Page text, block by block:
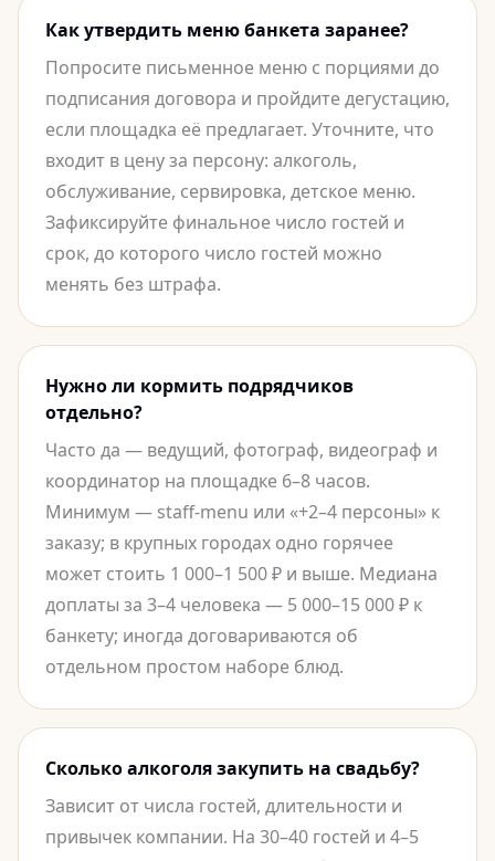
Как утвердить меню банкета заранее?
Попросите письменное меню с порциями до
подписания договора и пройдите дегустацию,
если площадка её предлагает. Уточните, что
входит в цену за персону: алкоголь,
обслуживание, сервировка, детское меню.
Зафиксируйте финальное число гостей и
срок, до которого число гостей можно
менять без штрафа.
Нужно ли кормить подрядчиков
отдельно?
Часто да — ведущий, фотограф, видеограф и
координатор на площадке 6–8 часов.
Минимум — staff-menu или «+2–4 персоны» к
заказу; в крупных городах одно горячее
может стоить 1 000–1 500 ₽ и выше. Медиана
доплаты за 3–4 человека — 5 000–15 000 ₽ к
банкету; иногда договариваются об
отдельном простом наборе блюд.
Сколько алкоголя закупить на свадьбу?
Зависит от числа гостей, длительности и
привычек компании. На 30–40 гостей и 4–5